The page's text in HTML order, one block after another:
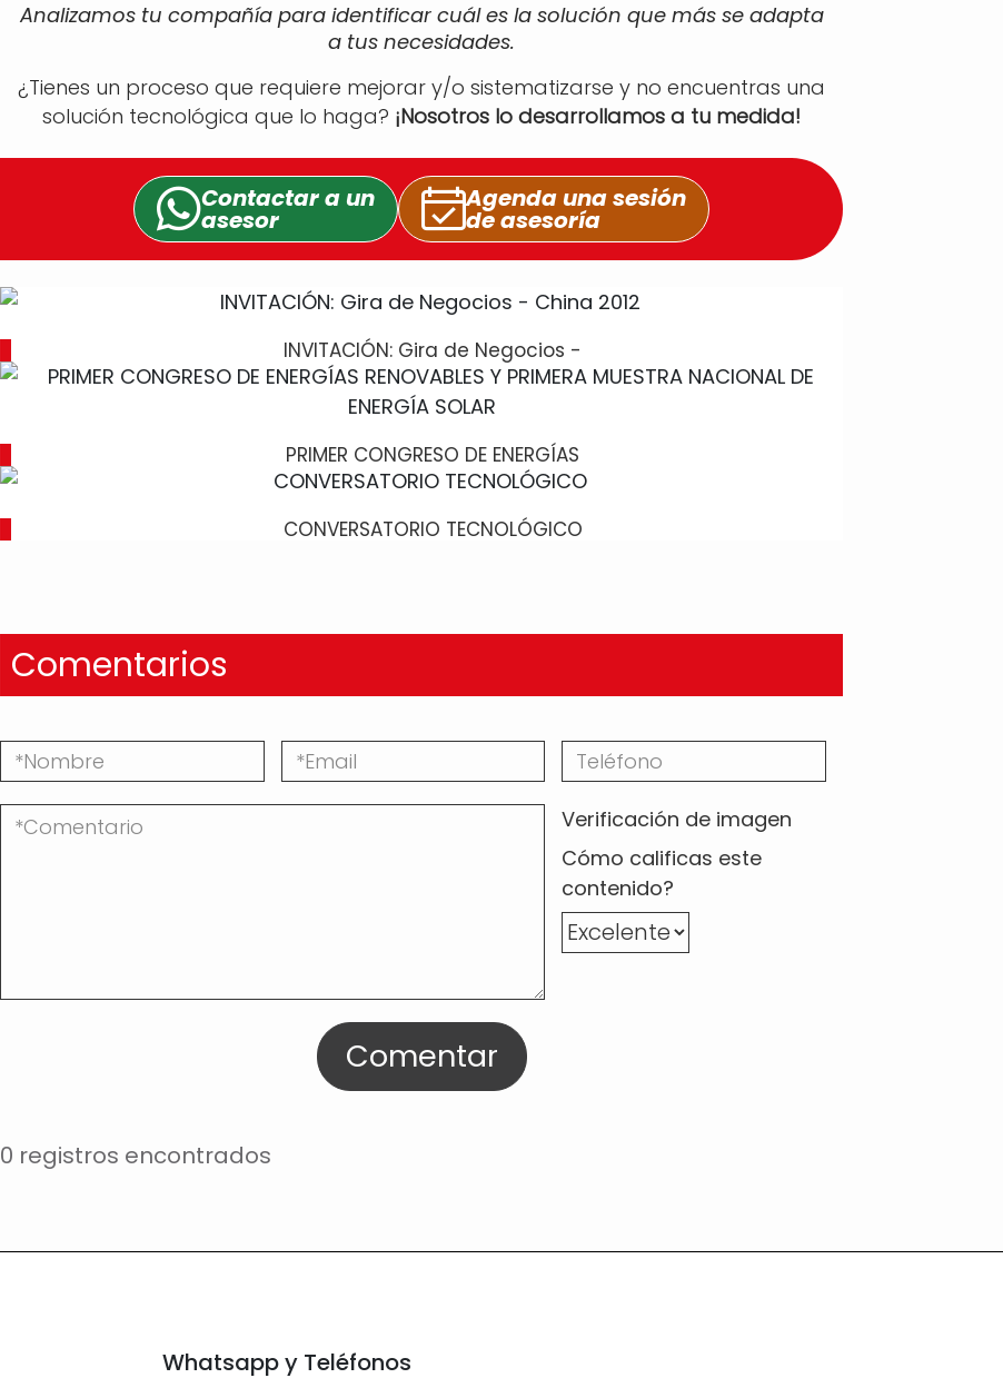
Analizamos tu compañía para identificar cuál es la solución que más se adapta
a tus necesidades.
¿Tienes un proceso que requiere mejorar y/o sistematizarse y no encuentras una
solución tecnológica que lo haga? ¡Nosotros lo desarrollamos a tu medida!
Contactar a un
asesor
Agenda una sesión
de asesoría
INVITACIÓN: Gira de Negocios -
PRIMER CONGRESO DE ENERGÍAS
CONVERSATORIO TECNOLÓGICO
Comentarios
Verificación de imagen
Cómo calificas este
contenido?
Comentar
0 registros encontrados
Whatsapp y Teléfonos